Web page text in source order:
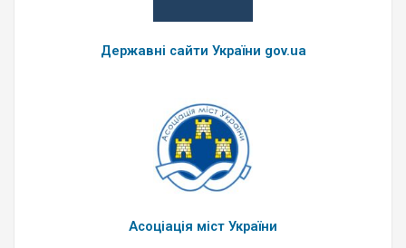
Державні сайти України gov.ua
Асоціація міст України